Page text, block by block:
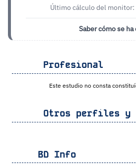
Último cálculo del
Saber cómo se
Profesional
Este estudio no consta
Otros perfiles y
BD Info